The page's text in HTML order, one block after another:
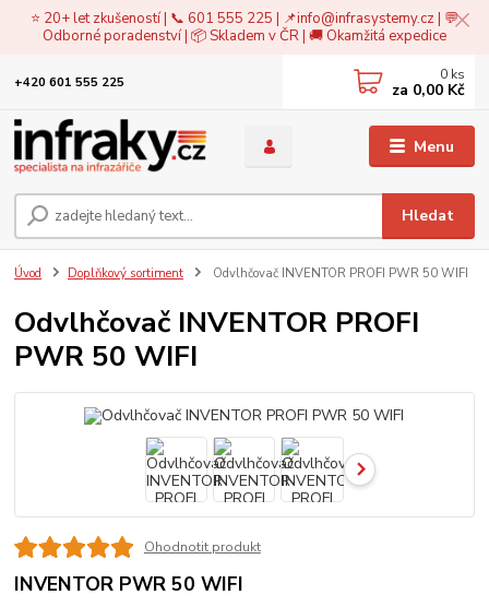
⭐ 20+ let zkušeností | 📞 601 555 225 | 📌info@infrasystemy.cz| 💬
Odborné poradenství | 📦 Skladem v ČR | 🚚 Okamžitá expedice
Menu
Hledat
+420 601 555 225 0 ks
za 0,00 Kč
Úvod Doplňkový sortiment Odvlhčovač INVENTOR PROFI PWR 50 WIFI
Odvlhčovač INVENTOR PROFI
PWR 50 WIFI
Ohodnotit produkt
INVENTOR PWR 50 WIFI